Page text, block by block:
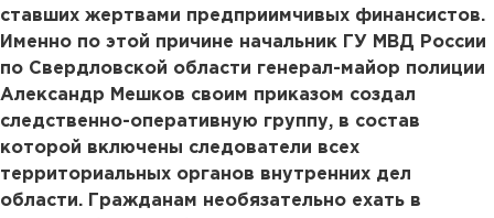
ставших жертвами предприимчивых финансистов.
Именно по этой причине начальник ГУ МВД России
по Свердловской области генерал-майор полиции
Александр Мешков своим приказом создал
следственно-оперативную группу, в состав
которой включены следователи всех
территориальных органов внутренних дел
области. Гражданам необязательно ехать в